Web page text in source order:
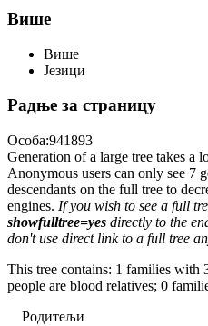
Више
Више
Језици
Радње за страницу
Особа:941893
Generation of a large tree takes a
Anonymous users can only see 7
descendants on the full tree to
engines. If you wish to see a full
showfulltree=yes directly to the
don't use direct link to a full tree
This tree contains: 1 families with
people are blood relatives; 0
Родитељи